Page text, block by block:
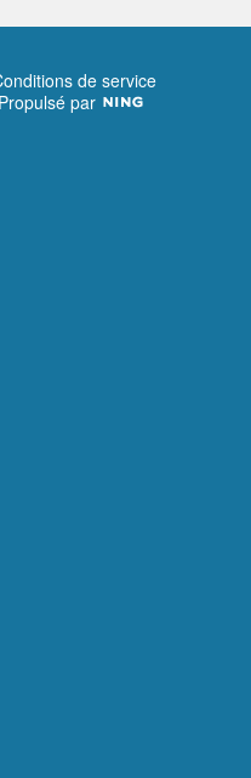
de service
Propulsé par